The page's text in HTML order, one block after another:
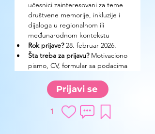
učesnici zainteresovani za teme
društvene memorije, inkluzije i
dijaloga u regionalnom ili
međunarodnom kontekstu
Rok prijave? 28. februar 2026.
Šta treba za prijavu? Motivaciono
pismo, CV, formular sa podacima
Prijavi se
1